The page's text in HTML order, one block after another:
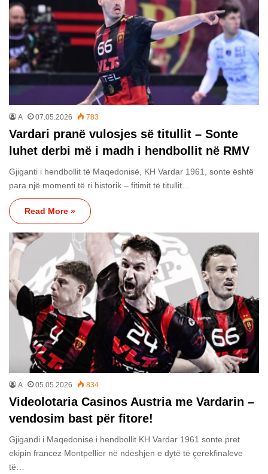
A 07.05.2026 783
Vardari pranë vulosjes së titullit – Sonte
luhet derbi më i madh i hendbollit në RMV
Gjiganti i hendbollit të Maqedonisë, KH Vardar 1961, sonte është
para një momenti të ri historik – fitimit të titullit…
Read More »
A 05.05.2026 834
Videolotaria Casinos Austria me Vardarin –
vendosim bast për fitore!
Gjigandi i Maqedonisë i hendbollit KH Vardar 1961 sonte pret
ekipin francez Montpellier në ndeshjen e dytë të çerekfinaleve
të…